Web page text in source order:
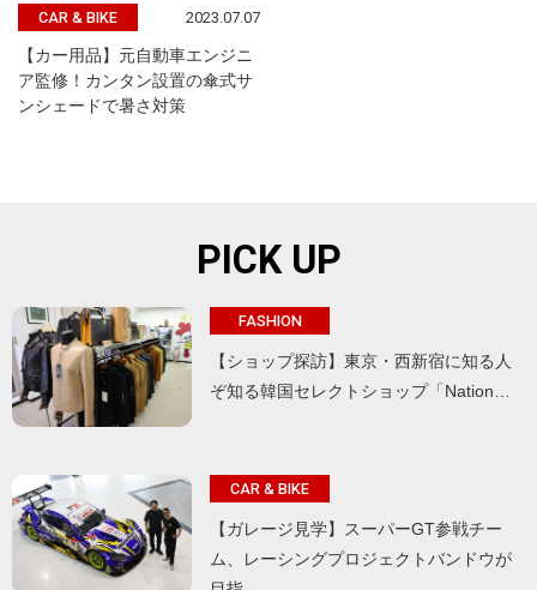
CAR & BIKE 2023.07.07
【カー用品】元自動車エンジニ
ア監修！カンタン設置の傘式サ
ンシェードで暑さ対策
PICK UP
FASHION
【ショップ探訪】東京・西新宿に知る人
ぞ知る韓国セレクトショップ「Nation…
CAR & BIKE
【ガレージ見学】スーパーGT参戦チー
ム、レーシングプロジェクトバンドウが